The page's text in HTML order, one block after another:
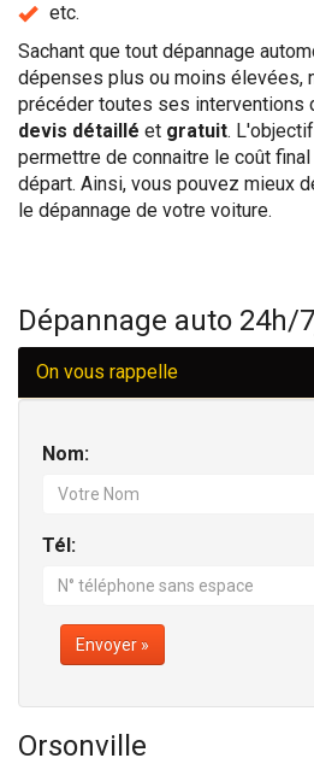
etc.
Sachant que tout dépannage
dépenses plus ou moins élevées,
précéder toutes ses interventions
devis détaillé et gratuit.
permettre de connaitre le coût
départ. Ainsi, vous pouvez mieux
le dépannage de votre voiture.
Dépannage auto 24h/
On vous rappelle
Nom:
Tél:
Envoyer »
Orsonville